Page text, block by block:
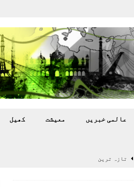
عالمی خبريں معيشت کھيل
تازہ ترين